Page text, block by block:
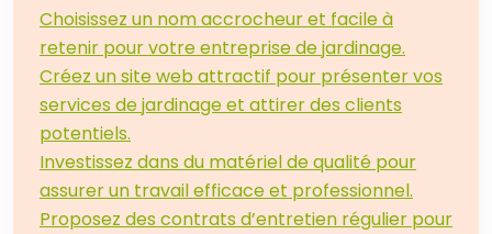
Choisissez un nom accrocheur et facile à
retenir pour votre entreprise de jardinage.
Créez un site web attractif pour présenter vos
services de jardinage et attirer des clients
potentiels.
Investissez dans du matériel de qualité pour
assurer un travail efficace et professionnel.
Proposez des contrats d’entretien régulier pour